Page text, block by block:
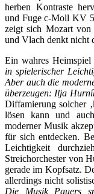
herben Kontraste
und Fuge c-Moll KV
zeigt sich Mozart von
und Vlach denkt nicht
Ein wahres Heimspiel
in spielerischer
Aber auch die
überzeugen: Ilja
Diffamierung solcher
lösen kann und
moderner Musik
für sich entdecken.
Leichtigkeit
Streichorchester von
gerade im Kopfsatz.
allerdings nicht
Die Musik Pauers